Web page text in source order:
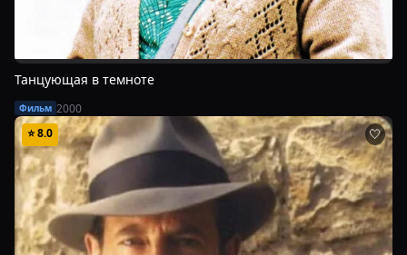
Танцующая в темноте
Фильм 2000
⭐8.0 🤍